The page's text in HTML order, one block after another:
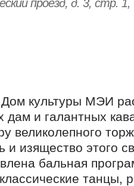
проезд, д. 3, стр. 1,
культуры МЭИ
дам и галантных
великолепного
и изящество этого
бальная
танцы,